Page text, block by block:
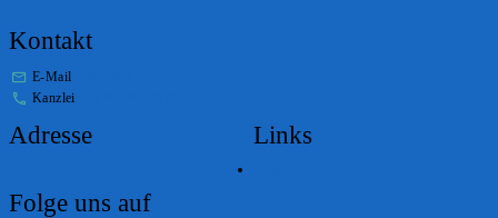
Kontakt
E-Mail
Kanzlei
Adresse Links
Folge uns auf